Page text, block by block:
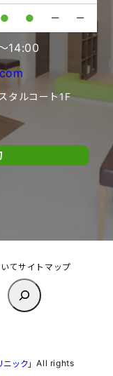
● ● － －
14:00
タルコート1F
てサイトマップ
ニック」All rights